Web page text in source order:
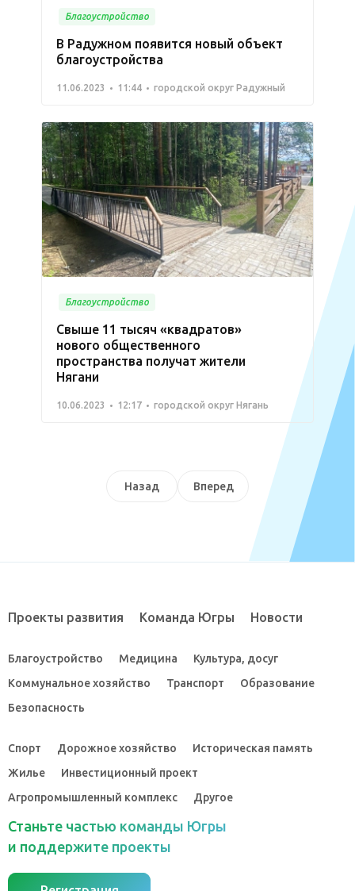
Благоустройство
В Радужном появится новый объект
благоустройства
11.06.2023 11:44 городской округ Радужный
Благоустройство
Свыше 11 тысяч «квадратов»
нового общественного
пространства получат жители
Нягани
10.06.2023 12:17 городской округ Нягань
Назад Вперед
Проекты развития Команда Югры Новости
Благоустройство Медицина
Культура, досуг
Коммунальное хозяйство
Транспорт
Образование
Безопасность
Спорт Дорожное хозяйство
Историческая память
Жилье
Инвестиционный проект
Агропромышленный комплекс
Другое
Станьте частью команды Югры
и поддержите проекты